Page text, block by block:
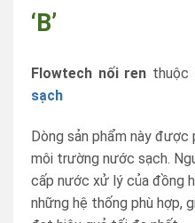
‘B’
Flowtech nối ren thuộc
sạch
Dòng sản phẩm này được
môi trường nước sạch.
cấp nước xử lý của đồng
những hệ thống phù hợp,